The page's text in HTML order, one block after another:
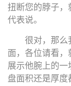
扭断您的脖子，
代表说。
很对，那么
面，各位请看
展示他腕上的
盘面积还是厚